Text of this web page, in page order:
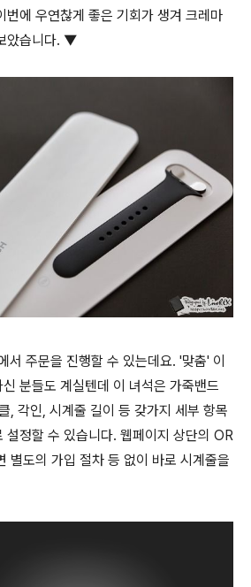
번에 우연찮게 좋은 기회가 생겨 크레마
았습니다. ▼
서 주문을 진행할 수 있는데요. '맞춤' 이
분들도 계실텐데 이 녀석은 가죽밴드
, 각인, 시계줄 길이 등 갖가지 세부 항목
설정할 수 있습니다. 웹페이지 상단의 OR
별도의 가입 절차 등 없이 바로 시계줄을